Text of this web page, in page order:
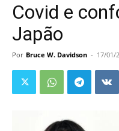
Covid e
Japão
Por Bruce W. Davidson - 17/01/